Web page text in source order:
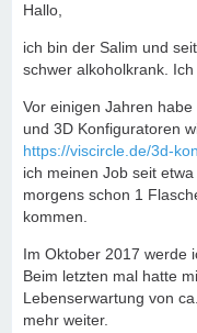
Hallo,
ich bin der Salim und
schwer alkoholkrank.
Vor einigen Jahren
und 3D Konfiguratoren
https://viscircle.de/3d-
ich meinen Job seit
morgens schon 1
kommen.
Im Oktober 2017 werde
Beim letzten mal hatte
Lebenserwartung von
mehr weiter.